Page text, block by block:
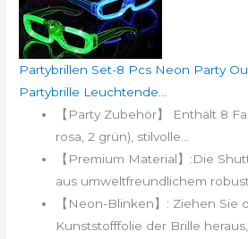
Partybrillen Set-8 Pcs Neon Party
Partybrille Leuchtende...
【Party Zubehör】 Enthält 8
rosa, 2 grün), stilvolle...
【Premium Material】:Die
aus umweltfreundlichem
【Neon-Blinken】: Ziehen Sie
Kunststofffolie der Brille